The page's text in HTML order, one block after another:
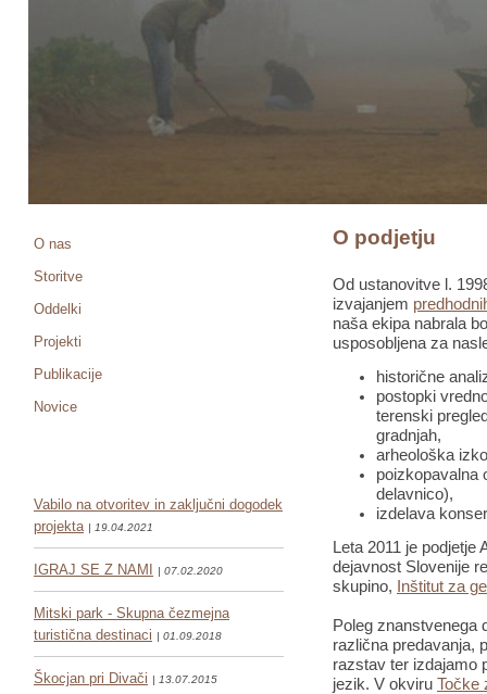
O nas
Storitve
Oddelki
Projekti
Publikacije
Novice
Vabilo na otvoritev in zaključni dogodek
projekta | 19.04.2021
IGRAJ SE Z NAMI | 07.02.2020
Mitski park - Skupna čezmejna
turistična destinaci | 01.09.2018
Škocjan pri Divači | 13.07.2015
O podjetju
Od ustanovitve l.
izvajanjem
naša ekipa nabrala
usposobljena za
historične
postopki
terenski
gradnjah,
arheološka
poizkopavalna
delavnico),
izdelava
Leta 2011 je
dejavnost Slovenije
skupino,
Inštitut za
Poleg znanstvenega
različna predavanja,
razstav ter izdajamo
jezik. V okviru Točke